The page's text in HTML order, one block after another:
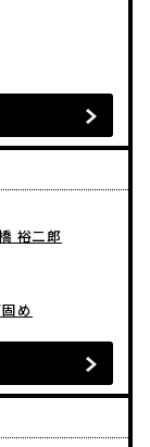
裕二郎
め